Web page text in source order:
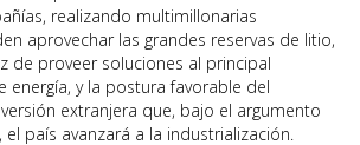
realizando multimillonarias
aprovechar las grandes reservas de litio,
de proveer soluciones al principal
energía, y la postura favorable del
extranjera que, bajo el argumento
país avanzará a la industrialización.